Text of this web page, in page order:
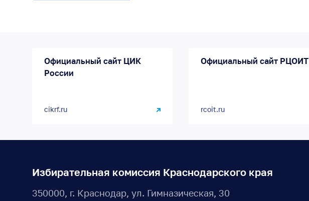
Официальный сайт ЦИК
России
cikrf.ru
Официальный сайт РЦОИТ
rcoit.ru
Избирательная комиссия Краснодарского края
350000, г. Краснодар, ул. Гимназическая, 30